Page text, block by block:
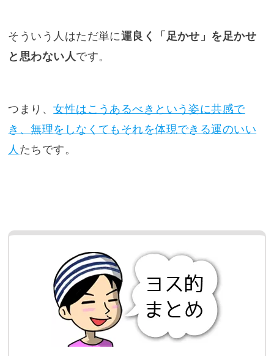
そういう人はただ単に運良く「足かせ」を足かせ
と思わない人 です。
つまり、女性はこうあるべきという姿に共感で
き、無理をしなくてもそれを体現できる運のいい
人 たちです。